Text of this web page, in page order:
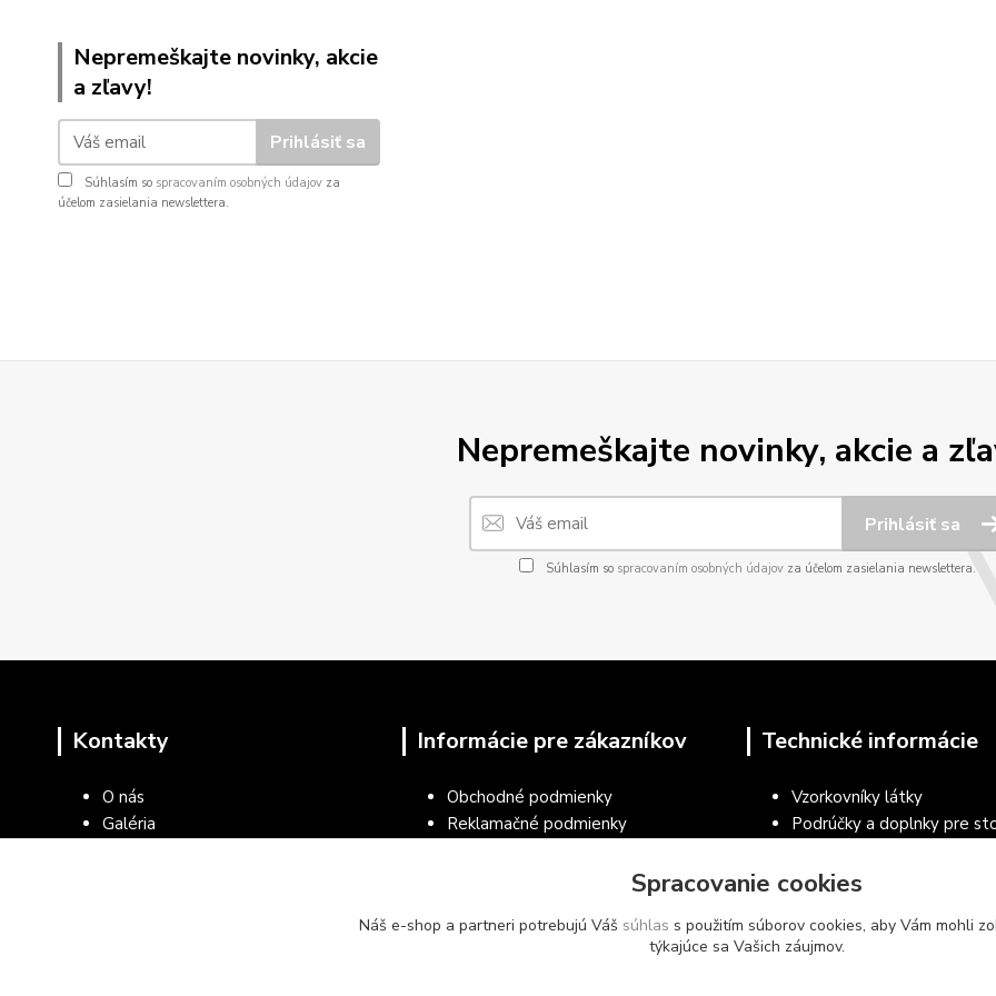
Nepremeškajte novinky, akcie
a zľavy!
Prihlásiť sa
Súhlasím so spracovaním osobných údajov za
účelom zasielania newslettera.
Nepremeškajte novinky, akcie a
Prihlásiť sa
Súhlasím so spracovaním osobných údajovza účelom zasielania newslettera.
Kontakty
O nás
Galéria
Informácie pre zákazníkov
Obchodné podmienky
Reklamačné podmienky
Všeobecné podmienky používania
Vrátenie tovaru
Technické informácie
Vzorkovníky látky
Podrúčky a doplnky pre
Vzorkovníky RAL
Spracovanie cookies
Náš e-shop a partneri potrebujú Váš súhlas s použitím súborov cookies, aby Vám mohli
týkajúce sa Vašich záujmov.